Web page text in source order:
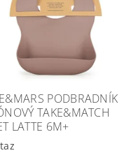
PODBRADNÍK
TAKE&MATCH
LATTE 6M+